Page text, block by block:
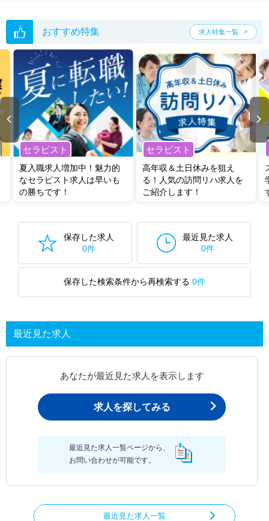
おすすめ特集 求人特集一覧
セラピスト
夏入職求人増加中！魅力的
なセラピスト求人は早いも
の勝ちです！
セラピスト
高年収＆土日休みを狙え
る！人気の訪問リハ求人を
ご紹介します！
保存した求人
0件
最近見た求人
0件
保存した検索条件から再検索する 0件
最近見た求人
あなたが最近見た求人を表示します
求人を探してみる
最近見た求人一覧ページから、
お問い合わせが可能です。
最近見た求人一覧